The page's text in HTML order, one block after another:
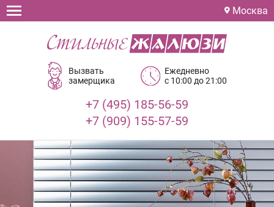
Москва
Вызвать
замерщика
Ежедневно
с 10:00 до 21:00
+7 (495) 185-56-59
+7 (909) 155-57-59